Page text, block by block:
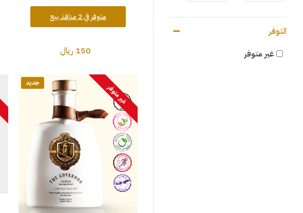
التوفر
غير متوفر
متوفر في 2 منافذ بيع
150 ريال
جديد
غير متوفر